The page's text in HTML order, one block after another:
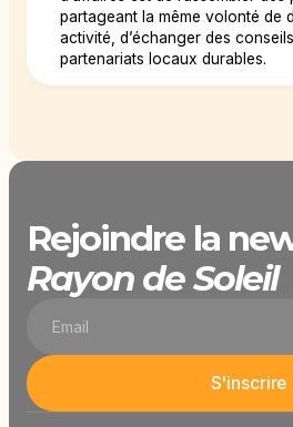
partageant la même volonté de
activité, d’échanger des
partenariats locaux durables.
Rejoindre la
Rayon de Soleil